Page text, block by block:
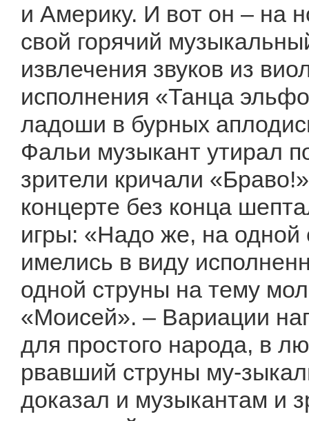
и Америку. И вот он – на
свой горячий
извлечения звуков из
исполнения «Танца
ладоши в бурных
Фальи музыкант утирал
зрители кричали
концерте без конца
игры: «Надо же, на одной
имелись в виду
одной струны на тему
«Моисей». – Вариации
для простого народа, в
рвавший струны му-
доказал и музыкантам и